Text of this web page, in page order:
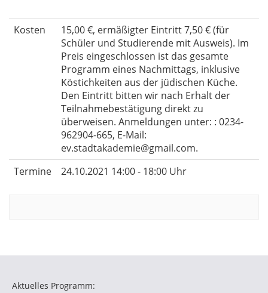
Kosten
15,00 €, ermäßigter Eintritt 7,50 € (für
Schüler und Studierende mit Ausweis). Im
Preis eingeschlossen ist das gesamte
Programm eines Nachmittags, inklusive
Köstichkeiten aus der jüdischen Küche.
Den Eintritt bitten wir nach Erhalt der
Teilnahmebestätigung direkt zu
überweisen. Anmeldungen unter: : 0234-
962904-665, E-Mail:
ev.stadtakademie@gmail.com.
Termine
24.10.2021 14:00 - 18:00 Uhr
Aktuelles Programm: